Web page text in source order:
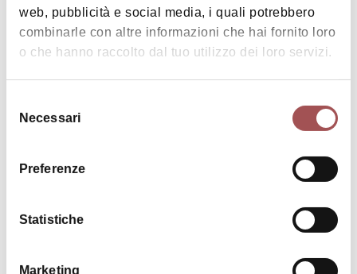
web, pubblicità e social media, i quali potrebbero
combinarle con altre informazioni che hai fornito loro
o che hanno raccolto dal tuo utilizzo dei loro servizi.
delNecessari
Preferenze
Statistiche
Marketing
COME ARRIVARE